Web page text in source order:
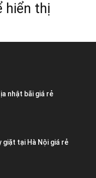
hiển thị
nhật bãi giá rẻ
giặt tại Hà Nội giá rẻ